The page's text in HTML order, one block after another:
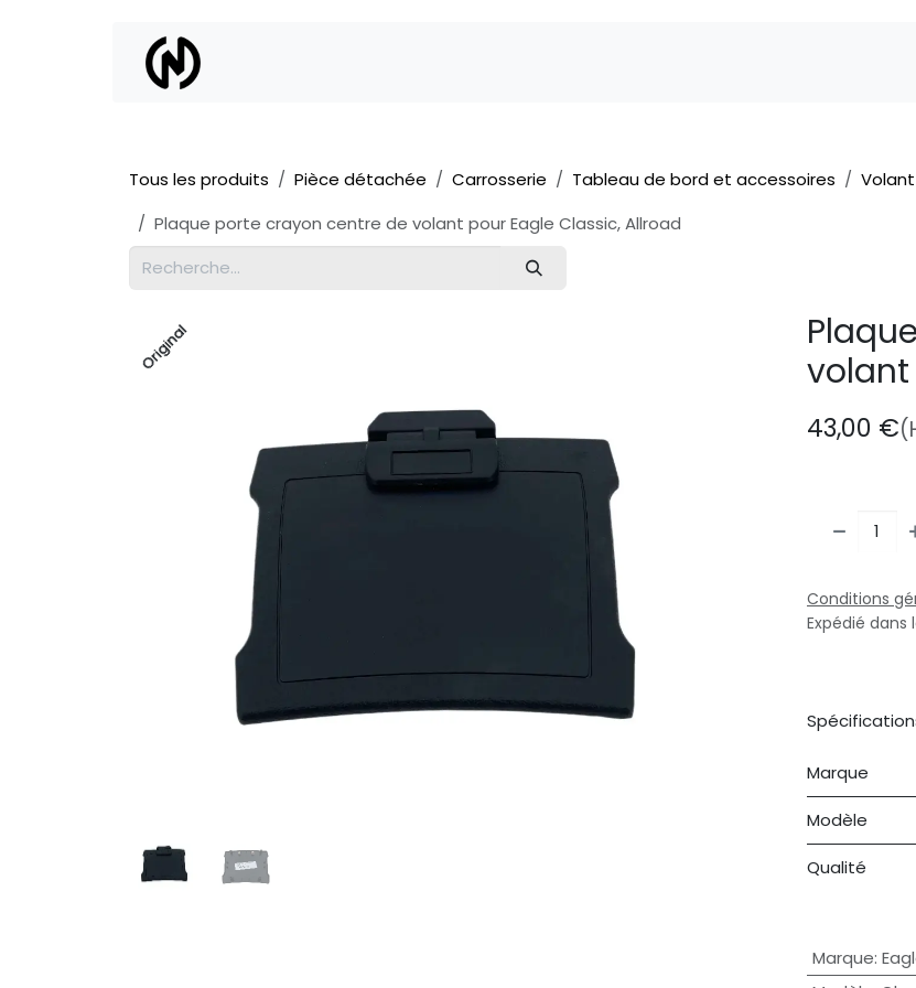
Tous les produits Pièce détachée Carrosserie Tableau de bord et accessoires
Volant
Plaque porte crayon centre de volant pour Eagle Classic, Allroad
Original
Original
volant
43,00 €
Conditions
Expédié
Marque
Modèle
Qualité
Marque: